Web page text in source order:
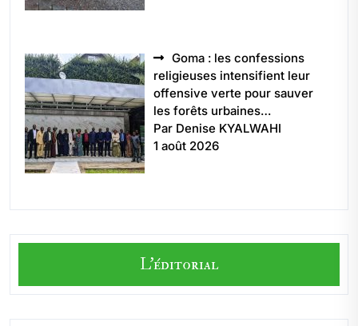
Goma : les confessions
religieuses intensifient leur
offensive verte pour sauver
les forêts urbaines…
Par Denise KYALWAHI
1 août 2026
L'éditorial